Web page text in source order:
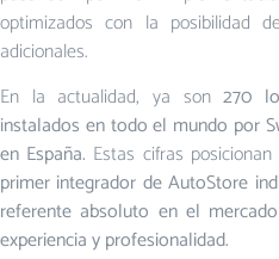
optimizados con la posibilidad
adicionales.
En la actualidad, ya son270
instalados en todo el mundo por
en España. Estas cifras
primer integrador de AutoStore
referente absoluto en el
experiencia y profesionalidad.